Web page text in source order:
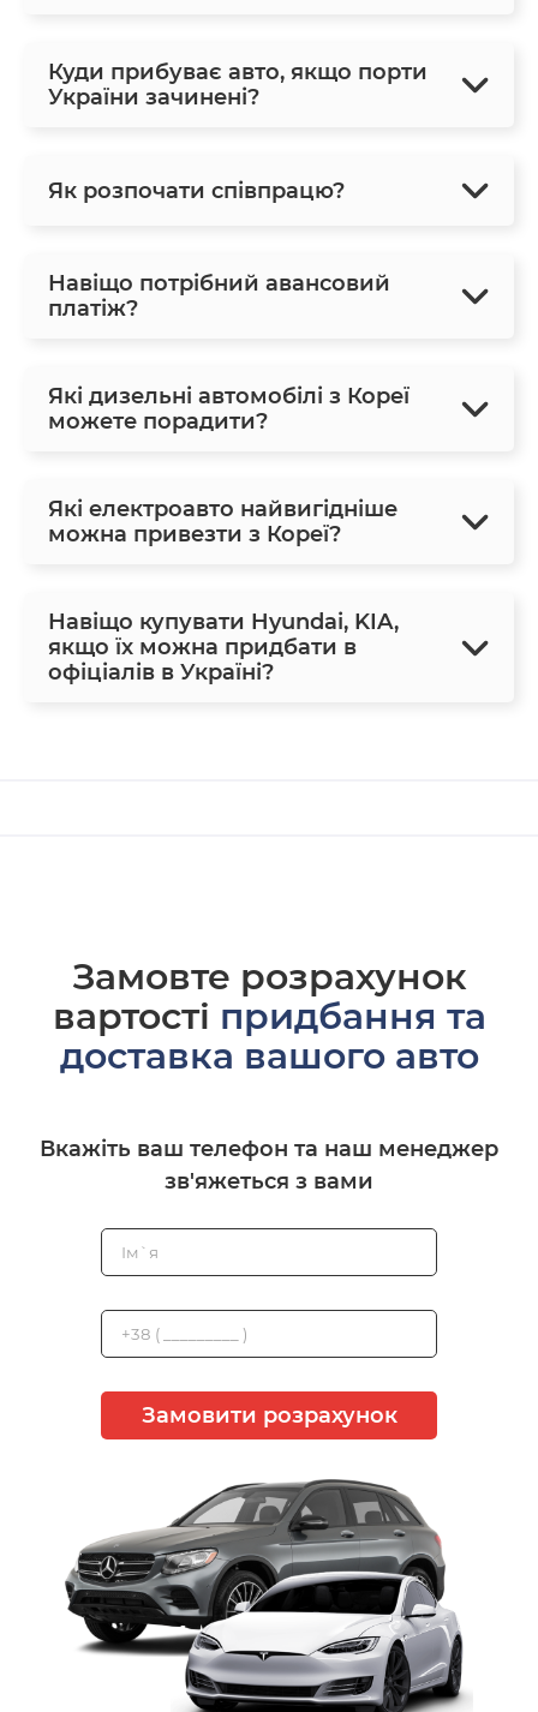
Куди прибуває авто, якщо порти
України зачинені?
Як розпочати співпрацю?
Навіщо потрібний авансовий
платіж?
Які дизельні автомобілі з Кореї
можете порадити?
Які електроавто найвигідніше
можна привезти з Кореї?
Навіщо купувати Hyundai, KIA,
якщо їх можна придбати в
офіціалів в Україні?
Замовте розрахунок
вартості придбання та
доставка вашого авто
Вкажіть ваш телефон та наш менеджер
зв'яжеться з вами
Замовити розрахунок